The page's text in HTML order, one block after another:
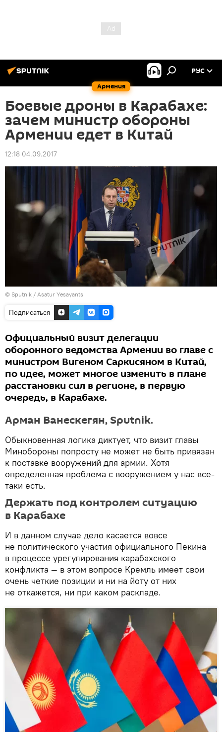
Армения
РУС
Боевые дроны в Карабахе:
зачем министр обороны
Армении едет в Китай
12:18 04.09.2017
© Sputnik / Asatur Yesayants
Подписаться
Официальный визит делегации
оборонного ведомства Армении во главе с
министром Вигеном Саркисяном в Китай,
по идее, может многое изменить в плане
расстановки сил в регионе, в первую
очередь, в Карабахе.
Арман Ванескегян, Sputnik.
Обыкновенная логика диктует, что визит главы
Минобороны попросту не может не быть привязан
к поставке вооружений для армии. Хотя
определенная проблема с вооружением у нас все-
таки есть.
Держать под контролем ситуацию
в Карабахе
И в данном случае дело касается вовсе
не политического участия официального Пекина
в процессе урегулирования карабахского
конфликта — в этом вопросе Кремль имеет свои
очень четкие позиции и ни на йоту от них
не откажется, ни при каком раскладе.